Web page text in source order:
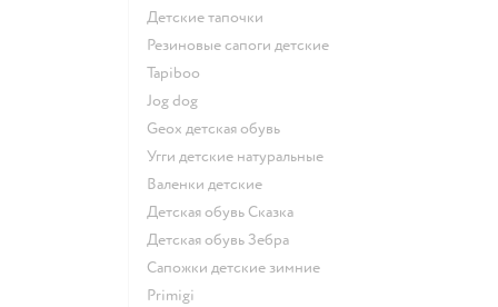
Детские тапочки
Резиновые сапоги детские
Tapiboo
Jog dog
Geox детская обувь
Угги детские натуральные
Валенки детские
Детская обувь Сказка
Детская обувь Зебра
Сапожки детские зимние
Primigi